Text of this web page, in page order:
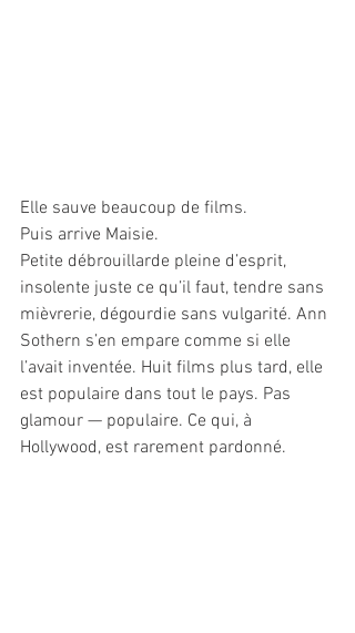
Elle sauve beaucoup de films.
Puis arrive Maisie.
Petite débrouillarde pleine d’esprit,
insolente juste ce qu’il faut, tendre sans
mièvrerie, dégourdie sans vulgarité. Ann
Sothern s’en empare comme si elle
l’avait inventée. Huit films plus tard, elle
est populaire dans tout le pays. Pas
glamour — populaire. Ce qui, à
Hollywood, est rarement pardonné.